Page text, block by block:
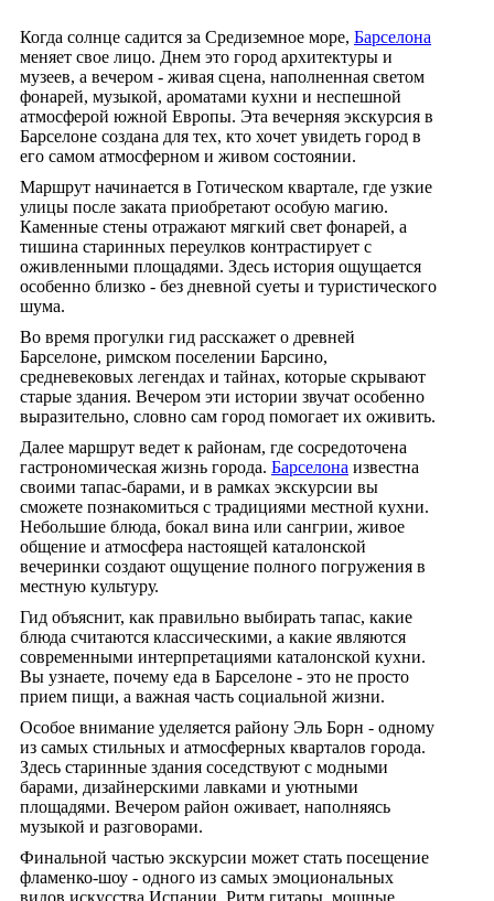
Когда солнце садится за Средиземное море, Барселона
меняет свое лицо. Днем это город архитектуры и
музеев, а вечером - живая сцена, наполненная светом
фонарей, музыкой, ароматами кухни и неспешной
атмосферой южной Европы. Эта вечерняя экскурсия в
Барселоне создана для тех, кто хочет увидеть город в
его самом атмосферном и живом состоянии.
Маршрут начинается в Готическом квартале, где узкие
улицы после заката приобретают особую магию.
Каменные стены отражают мягкий свет фонарей, а
тишина старинных переулков контрастирует с
оживленными площадями. Здесь история ощущается
особенно близко - без дневной суеты и туристического
шума.
Во время прогулки гид расскажет о древней
Барселоне, римском поселении Барсино,
средневековых легендах и тайнах, которые скрывают
старые здания. Вечером эти истории звучат особенно
выразительно, словно сам город помогает их оживить.
Далее маршрут ведет к районам, где сосредоточена
гастрономическая жизнь города. Барселона известна
своими тапас-барами, и в рамках экскурсии вы
сможете познакомиться с традициями местной кухни.
Небольшие блюда, бокал вина или сангрии, живое
общение и атмосфера настоящей каталонской
вечеринки создают ощущение полного погружения в
местную культуру.
Гид объяснит, как правильно выбирать тапас, какие
блюда считаются классическими, а какие являются
современными интерпретациями каталонской кухни.
Вы узнаете, почему еда в Барселоне - это не просто
прием пищи, а важная часть социальной жизни.
Особое внимание уделяется району Эль Борн - одному
из самых стильных и атмосферных кварталов города.
Здесь старинные здания соседствуют с модными
барами, дизайнерскими лавками и уютными
площадями. Вечером район оживает, наполняясь
музыкой и разговорами.
Финальной частью экскурсии может стать посещение
фламенко-шоу - одного из самых эмоциональных
видов искусства Испании. Ритм гитары, мощные